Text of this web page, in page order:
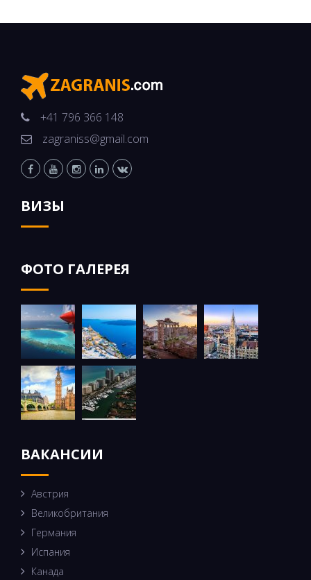
+41 796 366 148
zagraniss@gmail.com
ВИЗЫ
ФОТО ГАЛЕРЕЯ
ВАКАНСИИ
Австрия
Великобритания
Германия
Испания
Канада